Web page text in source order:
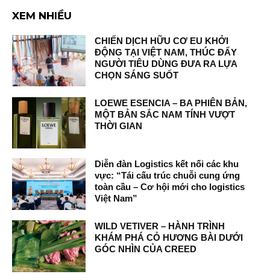
XEM NHIỀU
CHIẾN DỊCH HỮU CƠ EU KHỞI
ĐỘNG TẠI VIỆT NAM, THÚC ĐẨY
NGƯỜI TIÊU DÙNG ĐƯA RA LỰA
CHỌN SÁNG SUỐT
LOEWE ESENCIA – BA PHIÊN BẢN,
MỘT BẢN SẮC NAM TÍNH VƯỢT
THỜI GIAN
Diễn đàn Logistics kết nối các khu
vực: “Tái cấu trúc chuỗi cung ứng
toàn cầu – Cơ hội mới cho logistics
Việt Nam”
WILD VETIVER – HÀNH TRÌNH
KHÁM PHÁ CỎ HƯƠNG BÀI DƯỚI
GÓC NHÌN CỦA CREED